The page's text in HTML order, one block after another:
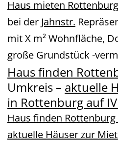
Haus mieten Rottenburg
bei der Jahnstr.
mit X m² Wohnfläche,
große Grundstück -
Haus finden
Umkreis – aktuelle
in Rottenburg auf
Haus finden
aktuelle Häuser zur